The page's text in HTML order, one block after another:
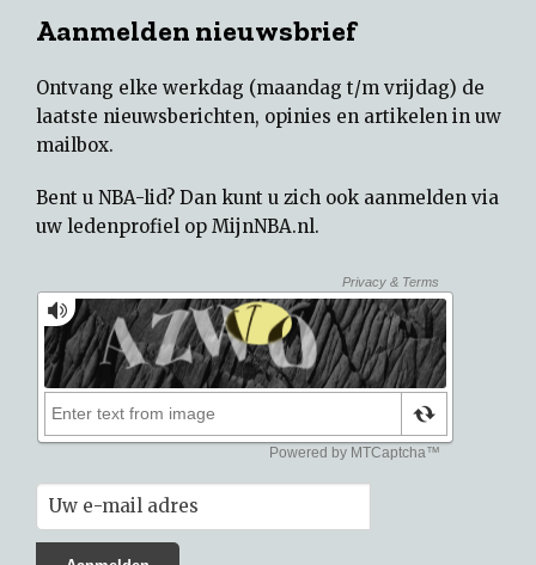
Aanmelden nieuwsbrief
Ontvang elke werkdag (maandag t/m vrijdag) de
laatste nieuwsberichten, opinies en artikelen in uw
mailbox.
Bent u NBA-lid? Dan kunt u zich ook aanmelden via
uw ledenprofiel op MijnNBA.nl.